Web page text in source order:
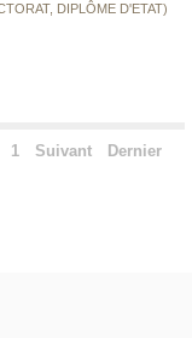
DIPLÔME D'ETAT)
1 Suivant Dernier